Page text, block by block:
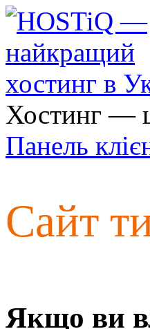
Хостинг —
Панель
Сайт
Якщо ви